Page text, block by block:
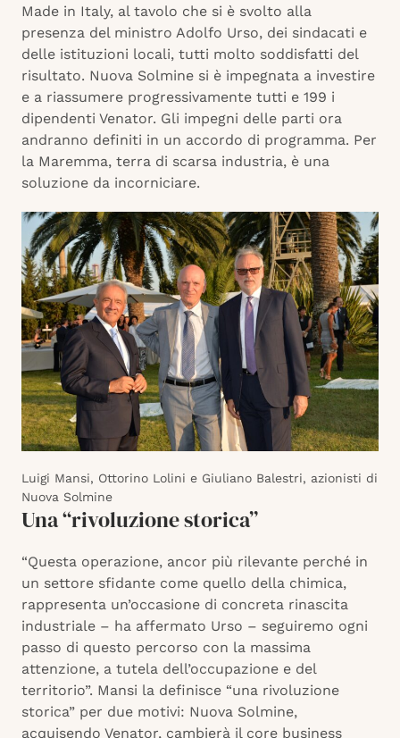
Made in Italy, al tavolo che si è svolto alla
presenza del ministro Adolfo Urso, dei sindacati e
delle istituzioni locali, tutti molto soddisfatti del
risultato. Nuova Solmine si è impegnata a investire
e a riassumere progressivamente tutti e 199 i
dipendenti Venator. Gli impegni delle parti ora
andranno definiti in un accordo di programma. Per
la Maremma, terra di scarsa industria, è una
soluzione da incorniciare.
Luigi Mansi, Ottorino Lolini e Giuliano Balestri, azionisti di
Nuova Solmine
Una “rivoluzione storica”
“Questa operazione, ancor più rilevante perché in
un settore sfidante come quello della chimica,
rappresenta un’occasione di concreta rinascita
industriale – ha affermato Urso – seguiremo ogni
passo di questo percorso con la massima
attenzione, a tutela dell’occupazione e del
territorio”. Mansi la definisce “una rivoluzione
storica” per due motivi: Nuova Solmine,
acquisendo Venator, cambierà il core business